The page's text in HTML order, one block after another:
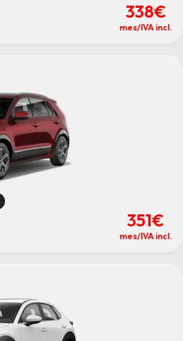
338€
mes/IVA incl.
351€
mes/IVA incl.